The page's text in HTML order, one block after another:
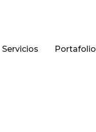
Servicios Portafolio